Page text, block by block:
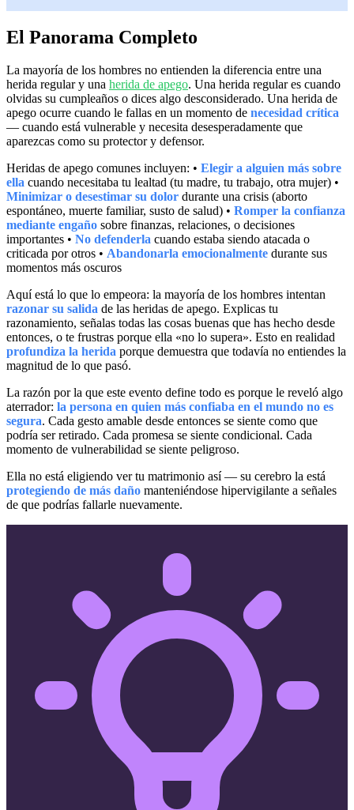
El Panorama Completo
La mayoría de los hombres no entienden la diferencia entre una
herida regular y una herida de apego. Una herida regular es cuando
olvidas su cumpleaños o dices algo desconsiderado. Una herida de
apego ocurre cuando le fallas en un momento de necesidad crítica
— cuando está vulnerable y necesita desesperadamente que
aparezcas como su protector y defensor.
Heridas de apego comunes incluyen: • Elegir a alguien más sobre
ella cuando necesitaba tu lealtad (tu madre, tu trabajo, otra mujer) •
Minimizar o desestimar su dolor durante una crisis (aborto
espontáneo, muerte familiar, susto de salud) • Romper la confianza
mediante engaño sobre finanzas, relaciones, o decisiones
importantes • No defenderla cuando estaba siendo atacada o
criticada por otros • Abandonarla emocionalmente durante sus
momentos más oscuros
Aquí está lo que lo empeora: la mayoría de los hombres intentan
razonar su salida de las heridas de apego. Explicas tu
razonamiento, señalas todas las cosas buenas que has hecho desde
entonces, o te frustras porque ella «no lo supera». Esto en realidad
profundiza la herida porque demuestra que todavía no entiendes la
magnitud de lo que pasó.
La razón por la que este evento define todo es porque le reveló algo
aterrador: la persona en quien más confiaba en el mundo no es
segura. Cada gesto amable desde entonces se siente como que
podría ser retirado. Cada promesa se siente condicional. Cada
momento de vulnerabilidad se siente peligroso.
Ella no está eligiendo ver tu matrimonio así — su cerebro la está
protegiendo de más daño manteniéndose hipervigilante a señales
de que podrías fallarle nuevamente.